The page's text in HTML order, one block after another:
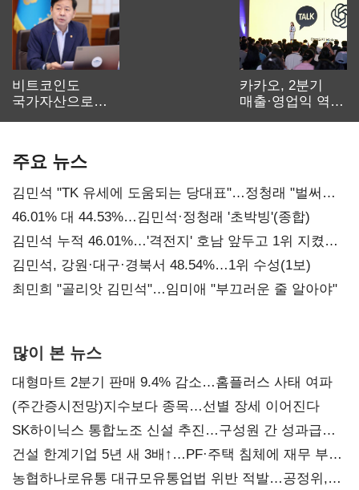
비트코인도
국가자산으로…'
카카오, 2분기
매출·영업익 역대
주요 뉴스
김민석 "TK 유세에 도움되는 당대표"…정청래 "벌써
대표된 양 당직 배분"
46.01% 대 44.53%…김민석·정청래 '초박빙'(종합)
김민석 누적 46.01%…'격전지' 호남 앞두고 1위 지켰다
(2보)
김민석, 강원·대구·경북서 48.54%…1위 수성(1보)
최민희 "골리앗 김민석"…임미애 "부끄러운 줄 알아야"
많이 본 뉴스
대형마트 2분기 판매 9.4% 감소…홈플러스 사태 여파
(주간증시전망)지수보다 종목…선별 장세 이어진다
SK하이닉스 통합노조 신설 추진…구성원 간 성과급
불만 확산
건설 한계기업 5년 새 3배↑…PF·주택 침체에 재무 부담
확대
농협하나로유통 대규모유통업법 위반 적발…공정위,